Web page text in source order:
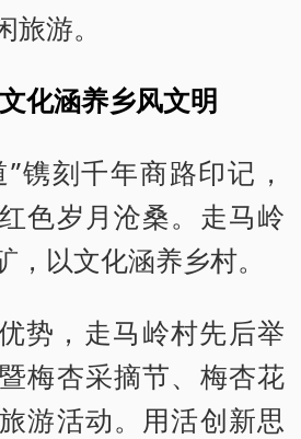
游。
化涵养乡风文明
镌刻千年商路印记，
色岁月沧桑。走马岭
以文化涵养乡村。
势，走马岭村先后举
梅杏采摘节、梅杏花
游活动。用活创新思